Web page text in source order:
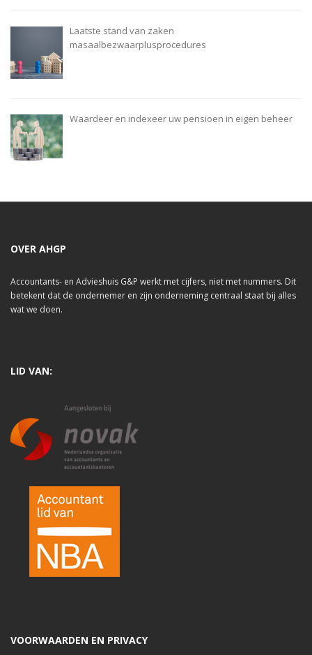
Laatste stand van zaken
masaalbezwaarplusprocedures
Waardeer en indexeer uw pensioen in eigen beheer
OVER AHGP
Accountants- en Advieshuis G&P werkt met cijfers, niet met nummers. Dit
betekent dat de ondernemer en zijn onderneming centraal staat bij alles
wat we doen.
LID VAN:
VOORWAARDEN EN PRIVACY